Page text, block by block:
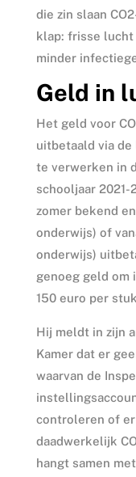
die zin slaan
klap: frisse
minder
Geld in
Het geld voor
uitbetaald via
te verwerken in
schooljaar 2021-
zomer bekend
onderwijs) of
onderwijs)
genoeg geld om
150 euro per
Hij meldt in zijn
Kamer dat er
waarvan de
controleren of
daadwerkelijk
hangt samen